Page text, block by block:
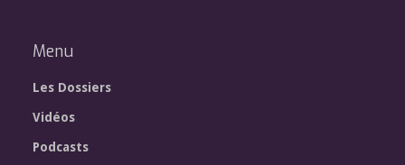
Menu
Les Dossiers
Vidéos
Podcasts